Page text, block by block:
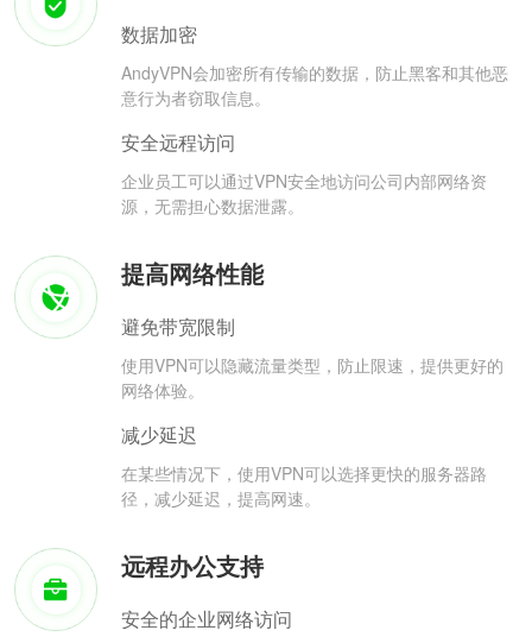
数据加密
AndyVPN会加密所有传输的数据，防止黑客和其他恶
意行为者窃取信息。
安全远程访问
企业员工可以通过VPN安全地访问公司内部网络资
源，无需担心数据泄露。
提高网络性能
避免带宽限制
使用VPN可以隐藏流量类型，防止限速，提供更好的
网络体验。
减少延迟
在某些情况下，使用VPN可以选择更快的服务器路
径，减少延迟，提高网速。
远程办公支持
安全的企业网络访问